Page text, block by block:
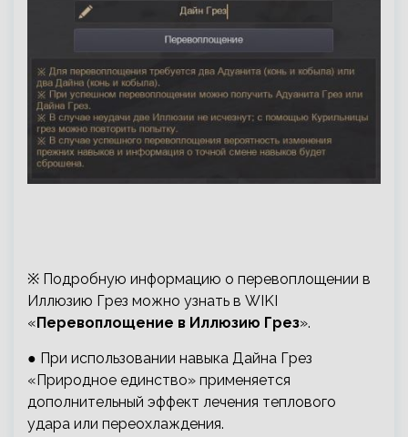
※ Подробную информацию о перевоплощении в
Иллюзию Грез можно узнать в WIKI
« Перевоплощение в Иллюзию Грез».
● При использовании навыка Дайна Грез
«Природное единство» применяется
дополнительный эффект лечения теплового
удара или переохлаждения.